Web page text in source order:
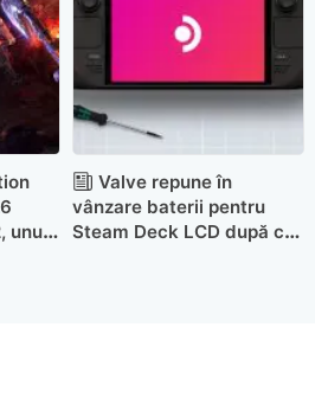
unul
Valve repune în
vânzare baterii pentru
Steam Deck LCD după ce